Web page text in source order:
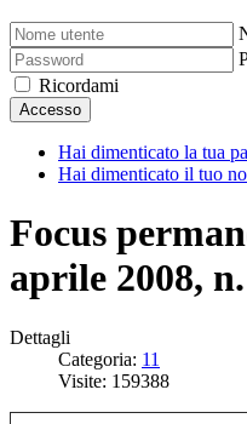
Ricordami
Accesso
Hai dimenticato la tua
Hai dimenticato il tuo
Focus
aprile 2008,
Dettagli
Categoria: 11
Visite: 159388